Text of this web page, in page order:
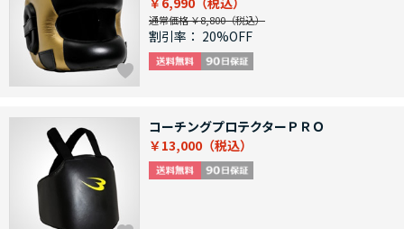
通常価格 ￥8,800
割引率： 20%OFF
コーチングプロテクターＰＲＯ
￥13,000